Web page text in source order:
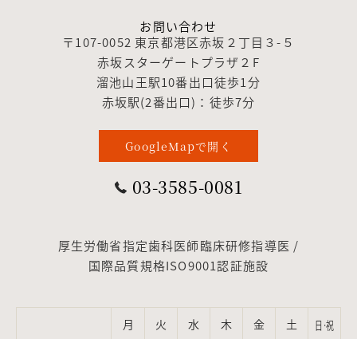
お問い合わせ
〒107-0052 東京都港区赤坂２丁目３-５
赤坂スターゲートプラザ２F
溜池山王駅10番出口徒歩1分
赤坂駅(2番出口)：徒歩7分
GoogleMapで開く
03-3585-0081
厚生労働省指定歯科医師臨床研修指導医 /
国際品質規格ISO9001認証施設
月 火 水 木 金 土 日·祝